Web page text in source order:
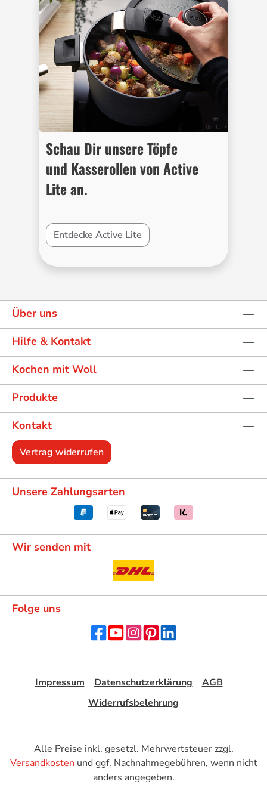
Schau Dir unsere Töpfe
und Kasserollen von Active
Lite an.
Entdecke Active Lite
Über uns
Hilfe & Kontakt
Kochen mit Woll
Produkte
Kontakt
Vertrag widerrufen
Unsere Zahlungsarten
Wir senden mit
Folge uns
Impressum Datenschutzerklärung
AGB
Widerrufsbelehrung
Alle Preise inkl. gesetzl. Mehrwertsteuer zzgl.
Versandkosten und ggf. Nachnahmegebühren, wenn nicht
anders angegeben.